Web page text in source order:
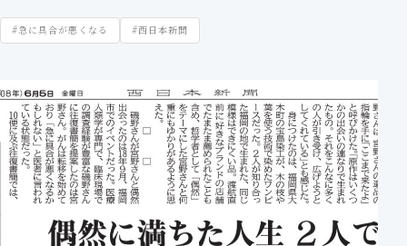
#急に具合が悪くなる #西日本新聞